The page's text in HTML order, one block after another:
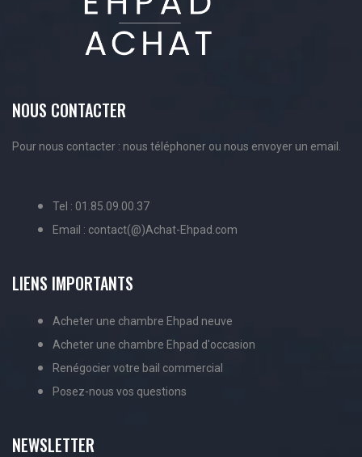
NOUS CONTACTER
Pour nous contacter : nous téléphoner ou nous envoyer un email.
Tel : 01.85.09.00.37
Email : contact(@)Achat-Ehpad.com
LIENS IMPORTANTS
Acheter une chambre Ehpad neuve
Acheter une chambre Ehpad d'occasion
Renégocier votre bail commercial
Posez-nous vos questions
NEWSLETTER